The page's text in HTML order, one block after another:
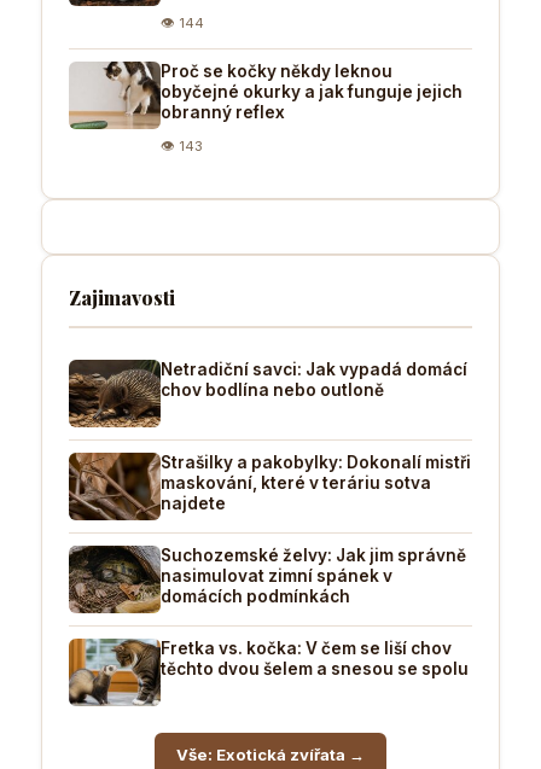
👁 144
Proč se kočky někdy leknou
obyčejné okurky a jak funguje jejich
obranný reflex
👁 143
Zajimavosti
Netradiční savci: Jak vypadá domácí
chov bodlína nebo outloně
Strašilky a pakobylky: Dokonalí mistři
maskování, které v teráriu sotva
najdete
Suchozemské želvy: Jak jim správně
nasimulovat zimní spánek v
domácích podmínkách
Fretka vs. kočka: V čem se liší chov
těchto dvou šelem a snesou se spolu
Vše: Exotická zvířata →